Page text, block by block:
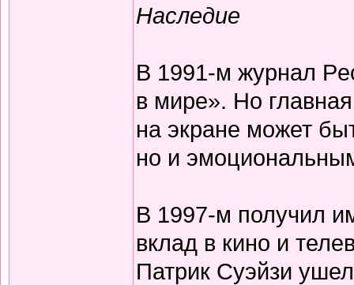
Наследие
В 1991-м журнал
в мире». Но
на экране может
но и
В 1997-м получил
вклад в кино и
Патрик Суэйзи